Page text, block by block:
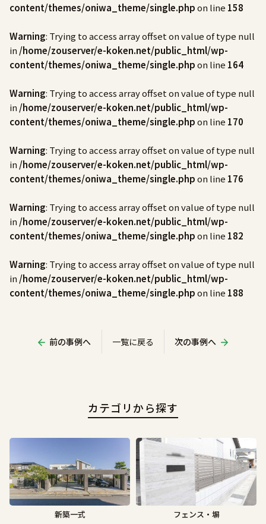
content/themes/oniwa_theme/single.phpon line 158
Warning: Trying to access array offset on value of type null
in /home/zouserver/e-koken.net/public_html/wp-
content/themes/oniwa_theme/single.phpon line 164
Warning: Trying to access array offset on value of type null
in /home/zouserver/e-koken.net/public_html/wp-
content/themes/oniwa_theme/single.phpon line 170
Warning: Trying to access array offset on value of type null
in /home/zouserver/e-koken.net/public_html/wp-
content/themes/oniwa_theme/single.phpon line 176
Warning: Trying to access array offset on value of type null
in /home/zouserver/e-koken.net/public_html/wp-
content/themes/oniwa_theme/single.phpon line 182
Warning: Trying to access array offset on value of type null
in /home/zouserver/e-koken.net/public_html/wp-
content/themes/oniwa_theme/single.phpon line 188
前の事例へ 一覧に戻る 次の事例へ
カテゴリから探す
新築一式 フェンス・塀